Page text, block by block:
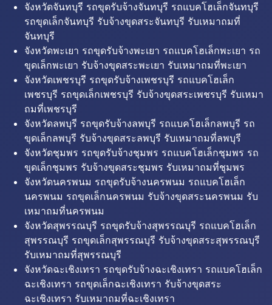
จังหวัดจันทบุรี รถขุดรับจ้างจันทบุรี รถแบคโฮเล็กจันทบุรี
รถขุดเล็กจันทบุรี รับจ้างขุดสระจันทบุรี รับเหมาถมที่
จันทบุรี
จังหวัดพะเยา รถขุดรับจ้างพะเยา รถแบคโฮเล็กพะเยา รถ
ขุดเล็กพะเยา รับจ้างขุดสระพะเยา รับเหมาถมที่พะเยา
จังหวัดเพชรบุรี รถขุดรับจ้างเพชรบุรี รถแบคโฮเล็ก
เพชรบุรี รถขุดเล็กเพชรบุรี รับจ้างขุดสระเพชรบุรี รับเหมา
ถมที่เพชรบุรี
จังหวัดลพบุรี รถขุดรับจ้างลพบุรี รถแบคโฮเล็กลพบุรี รถ
ขุดเล็กลพบุรี รับจ้างขุดสระลพบุรี รับเหมาถมที่ลพบุรี
จังหวัดชุมพร รถขุดรับจ้างชุมพร รถแบคโฮเล็กชุมพร รถ
ขุดเล็กชุมพร รับจ้างขุดสระชุมพร รับเหมาถมที่ชุมพร
จังหวัดนครพนม รถขุดรับจ้างนครพนม รถแบคโฮเล็ก
นครพนม รถขุดเล็กนครพนม รับจ้างขุดสระนครพนม รับ
เหมาถมที่นครพนม
จังหวัดสุพรรณบุรี รถขุดรับจ้างสุพรรณบุรี รถแบคโฮเล็ก
สุพรรณบุรี รถขุดเล็กสุพรรณบุรี รับจ้างขุดสระสุพรรณบุรี
รับเหมาถมที่สุพรรณบุรี
จังหวัดฉะเชิงเทรา รถขุดรับจ้างฉะเชิงเทรา รถแบคโฮเล็ก
ฉะเชิงเทรา รถขุดเล็กฉะเชิงเทรา รับจ้างขุดสระ
ฉะเชิงเทรา รับเหมาถมที่ฉะเชิงเทรา